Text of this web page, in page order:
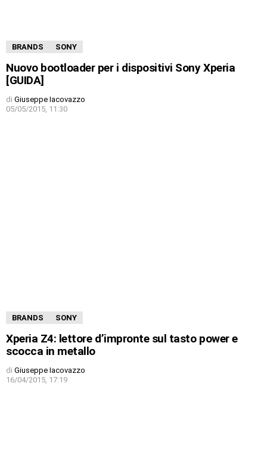
BRANDS SONY
Nuovo bootloader per i dispositivi Sony Xperia
[GUIDA]
di Giuseppe Iacovazzo
05/05/2015, 11:30
BRANDS SONY
Xperia Z4: lettore d’impronte sul tasto power e
scocca in metallo
di Giuseppe Iacovazzo
16/04/2015, 17:19